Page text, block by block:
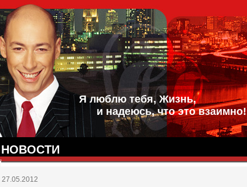
Я люблю тебя, Жизнь,
и надеюсь, что это взаимно!
НОВОСТИ
27.05.2012